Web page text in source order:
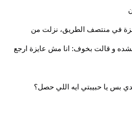
في منتصف الطريق، نزلت من
و قالت بخوف: انا مش عايزة ارجع
بس يا حبيبتي ايه اللي حصل؟